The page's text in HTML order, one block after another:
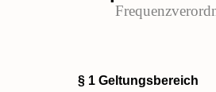
§ 1 Geltungsbereich